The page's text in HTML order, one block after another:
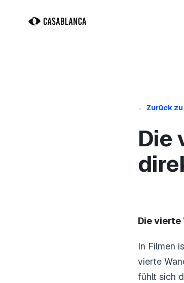
← Zurück
Die
Die vierte
In Filmen
vierte
fühlt sich